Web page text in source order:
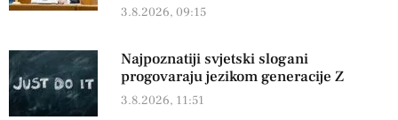
3.8.2026, 09:15
Najpoznatiji svjetski slogani
progovaraju jezikom generacije Z
3.8.2026, 11:51